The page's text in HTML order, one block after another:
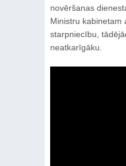
novēršanas
Ministru kabinetam
starpniecību,
neatkarīgāku.